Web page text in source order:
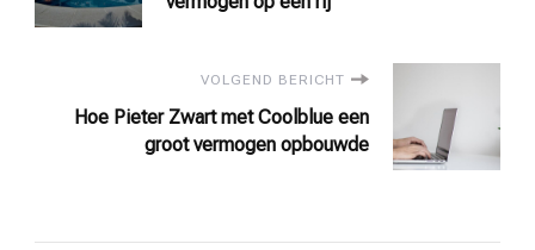
VOLGEND BERICHT
Hoe Pieter Zwart met Coolblue een
groot vermogen opbouwde